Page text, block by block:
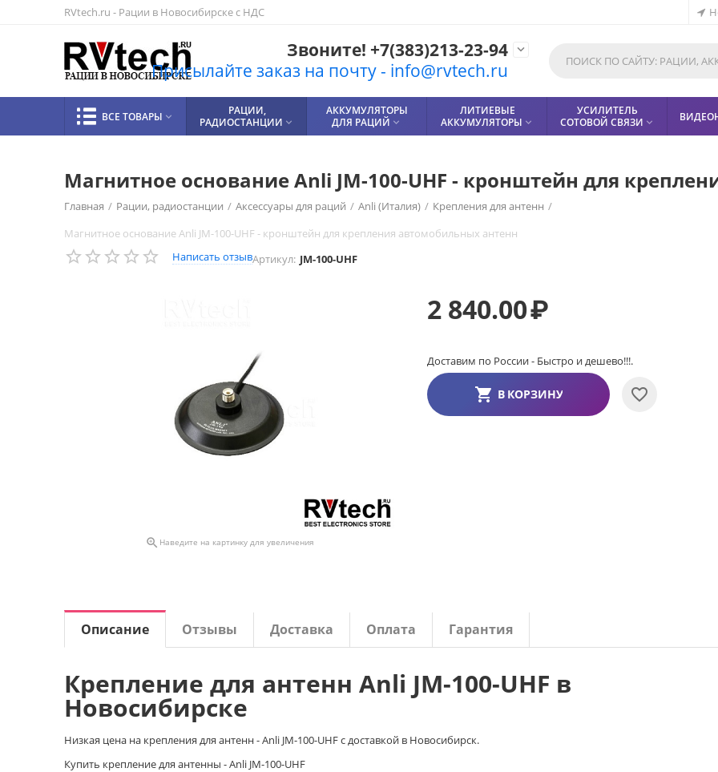
RVtech.ru - Рации в Новосибирске с НДС
Звоните! +7(383)213-23-94
Присылайте заказ на почту - info@rvtech.ru

ВСЕ ТОВАРЫ 
РАЦИИ,
РАДИОСТАНЦИИ 
АККУМУЛЯТОРЫ
ДЛЯ РАЦИЙ 
ЛИТИЕВЫЕ
АККУМУЛЯТОРЫ 
УСИЛИТЕЛЬ
СОТОВОЙ СВЯЗИ 
Магнитное основание Anli JM-100-UHF - кронштейн для
Главная / Рации, радиостанции / Аксессуары для раций / Anli (Италия) / Крепления для антенн /
Магнитное основание Anli JM-100-UHF - кронштейн для крепления автомобильных антенн
Написать отзывАртикул: JM-100-UHF
 Наведите на картинку для увеличения
2 840.00₽
Доставим по России - Быстро и дешево!!!.
В КОРЗИНУ
Описание Отзывы Доставка Оплата Гарантия
Крепление для антенн Anli JM-100-UHF в
Новосибирске
Низкая цена на крепления для антенн - Anli JM-100-UHF с доставкой в Новосибирск.
Купить крепление для антенны - Anli JM-100-UHF